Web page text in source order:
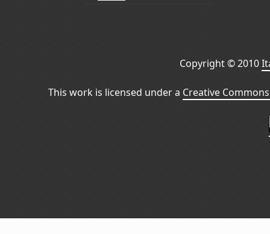
Copyright © 2010
This work is licensed under a Creative